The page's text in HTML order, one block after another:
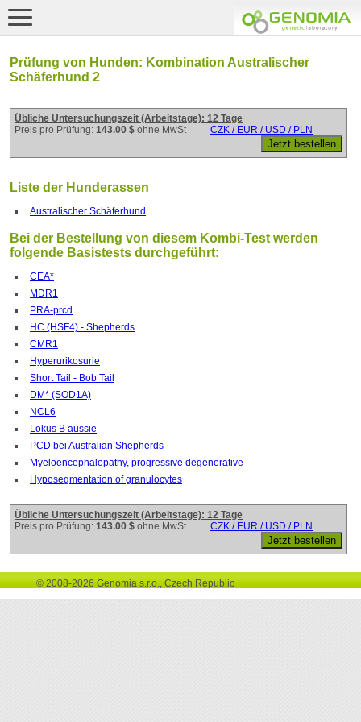
Prüfung von Hunden: Kombination Australischer
Schäferhund 2
Übliche Untersuchungszeit (Arbeitstage): 12 Tage
Preis pro Prüfung: 143.00 $ ohne MwSt CZK / EUR / USD / PLN
Liste der Hunderassen
Australischer Schäferhund
Bei der Bestellung von diesem Kombi-Test werden
folgende Basistests durchgeführt:
CEA*
MDR1
PRA-prcd
HC (HSF4) - Shepherds
CMR1
Hyperurikosurie
Short Tail - Bob Tail
DM* (SOD1A)
NCL6
Lokus B aussie
PCD bei Australian Shepherds
Myeloencephalopathy, progressive degenerative
Hyposegmentation of granulocytes
Übliche Untersuchungszeit (Arbeitstage): 12 Tage
Preis pro Prüfung: 143.00 $ ohne MwSt CZK / EUR / USD / PLN
© 2008-2026 Genomia s.r.o., Czech Republic